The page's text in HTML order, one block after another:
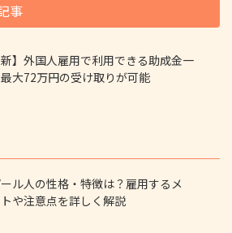
事
新】外国人雇用で利用できる助成金一
大72万円の受け取りが可能
ル人の性格・特徴は？雇用するメ
や注意点を詳しく解説